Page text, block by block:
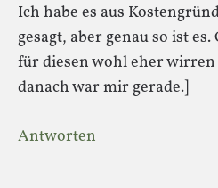
Ich habe es aus
gesagt, aber genau so ist es.
für diesen wohl eher
danach war mir gerade.]
Antworten